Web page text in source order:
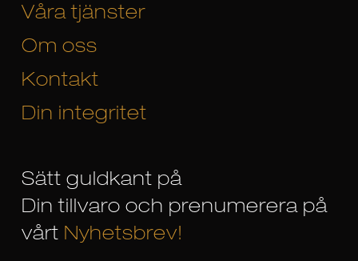
Våra tjänster
Om oss
Kontakt
Din integritet
Sätt guldkant på
Din tillvaro och prenumerera på
vårt Nyhetsbrev!